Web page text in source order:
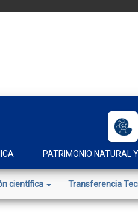
PATRIMONIO NATURAL
científica Transferencia